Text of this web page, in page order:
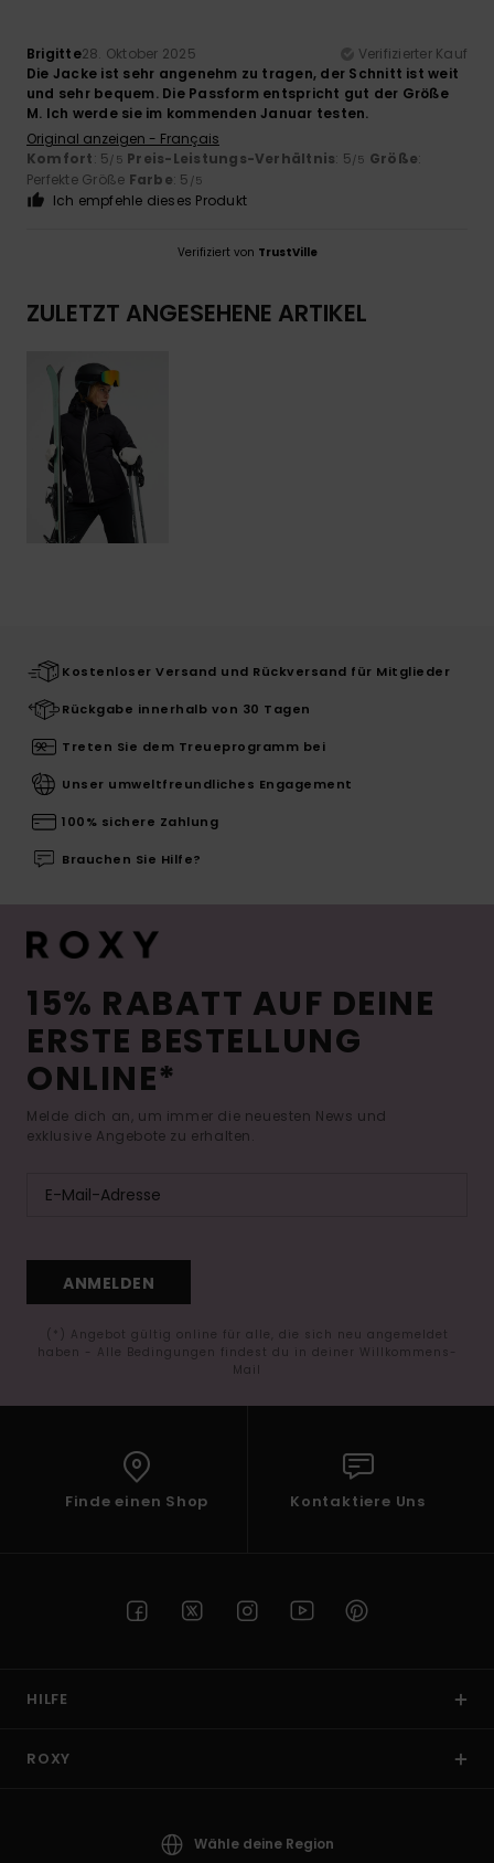
Brigitte28. Oktober 2025
Verifizierter Kauf
Die Jacke ist sehr angenehm zu tragen, der Schnitt ist weit
und sehr bequem. Die Passform entspricht gut der Größe
M. Ich werde sie im kommenden Januar testen.
Original anzeigen - Français
Komfort: 5/5 Preis-Leistungs-Verhältnis: 5/5 Größe:
Perfekte Größe Farbe: 5 /5
Ich empfehle dieses Produkt
Verifiziert von TrustVille
ZULETZT ANGESEHENE ARTIKEL
Kostenloser Versand und Rückversand für Mitglieder
Rückgabe innerhalb von 30 Tagen
Treten Sie dem Treueprogramm bei
Unser umweltfreundliches Engagement
100% sichere Zahlung
Brauchen Sie Hilfe?
15% RABATT AUF DEINE
ERSTE BESTELLUNG
ONLINE*
Melde dich an, um immer die neuesten News und
exklusive Angebote zu erhalten.
ANMELDEN
(*) Angebot gültig online für alle, die sich neu angemeldet
haben - Alle Bedingungen findest du in deiner Willkommens-
Mail
Finde einen Shop Kontaktiere Uns
HILFE
ROXY
Wähle deine Region